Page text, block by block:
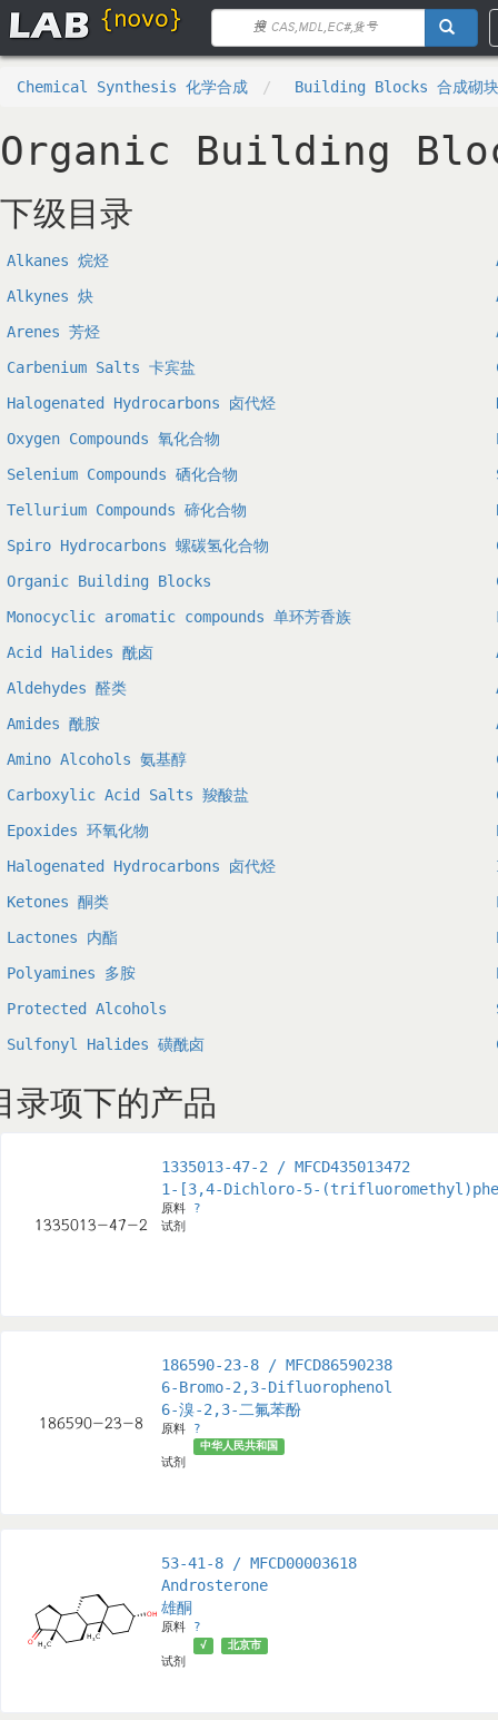
Chemical Synthesis 化学合成 Building Blocks 合成砌块
Organic Building
下级目录
Alkanes 烷烃
Alkynes 炔
Arenes 芳烃
Carbenium Salts 卡宾盐
Halogenated Hydrocarbons 卤代烃
Oxygen Compounds 氧化合物
Selenium Compounds 硒化合物
Tellurium Compounds 碲化合物
Spiro Hydrocarbons 螺碳氢化合物
Organic Building Blocks
Monocyclic aromatic compounds 单环芳香族
Acid Halides 酰卤
Aldehydes 醛类
Amides 酰胺
Amino Alcohols 氨基醇
Carboxylic Acid Salts 羧酸盐
Epoxides 环氧化物
Halogenated Hydrocarbons 卤代烃
Ketones 酮类
Lactones 内酯
Polyamines 多胺
Protected Alcohols
Sulfonyl Halides 磺酰卤
录项下的产品
1335013-47-2 / MFCD435013472
1-[3,4-Dichloro-5-
原料 ?
试剂
186590-23-8 / MFCD86590238
6-Bromo-2,3-Difluorophenol
6-溴-2,3-二氟苯酚
原料 ?
试剂
中华人民共和国
53-41-8 / MFCD00003618
Androsterone
雄酮
原料 ?
试剂
√ 北京市